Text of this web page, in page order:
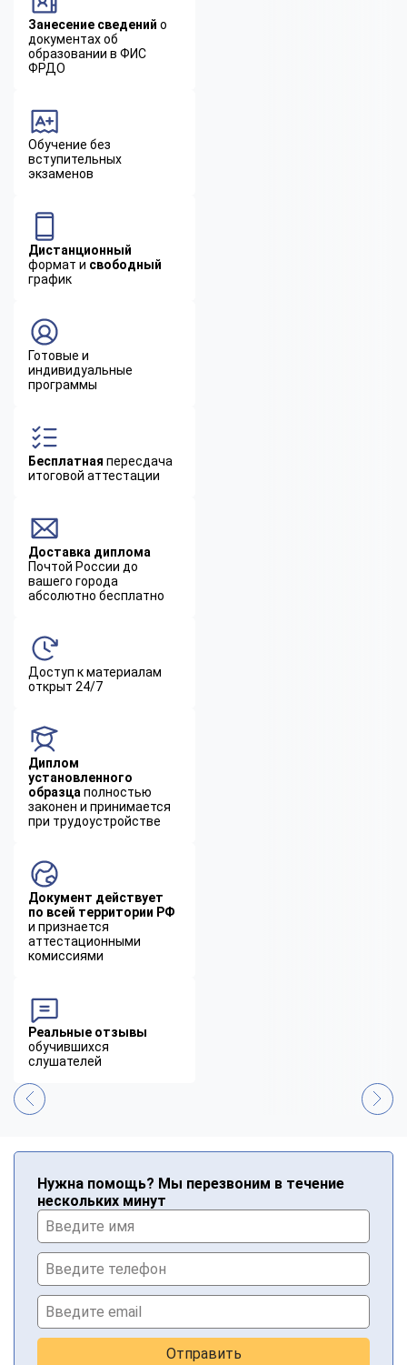
Занесение сведений о
документах об
образовании в ФИС
ФРДО
Обучение без
вступительных
экзаменов
Дистанционный
формат и свободный
график
Готовые и
индивидуальные
программы
Бесплатная пересдача
итоговой аттестации
Доставка диплома
Почтой России до
вашего города
абсолютно бесплатно
Доступ к материалам
открыт 24/7
Диплом
установленного
образца полностью
законен и принимается
при трудоустройстве
Документ действует
по всей территории РФ
и признается
аттестационными
комиссиями
Реальные отзывы
обучившихся
слушателей
Нужна помощь? Мы перезвоним в течение
нескольких минут
Отправить